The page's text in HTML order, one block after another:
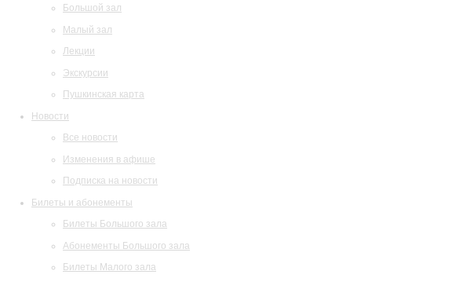
Большой зал
Малый зал
Лекции
Экскурсии
Пушкинская карта
Новости
Все новости
Изменения в афише
Подписка на новости
Билеты и абонементы
Билеты Большого зала
Абонементы Большого зала
Билеты Малого зала